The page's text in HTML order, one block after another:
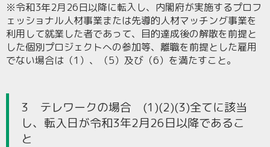
※令和3年2月26日以降に転入し、内閣府が実施するプロフ
ェッショナル人材事業または先導的人材マッチング事業を
利用して就業した者であって、目的達成後の解散を前提と
した個別プロジェクトへの参加等、離職を前提とした雇用
でない場合は（1）、（5）及び（6）を満たすこと。
3 テレワークの場合 (1)(2)(3)全てに該当
し、転入日が令和3年2月26日以降であるこ
と